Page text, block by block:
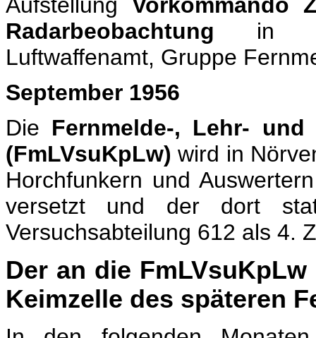
Radarbeobachtung in
Luftwaffenamt, Gruppe
September 1956
Die Fernmelde-, Lehr-
(FmLVsuKpLw) wird in
Horchfunkern und
versetzt und der dort
Versuchsabteilung 612 als 4.
Der an die
Keimzelle des späteren